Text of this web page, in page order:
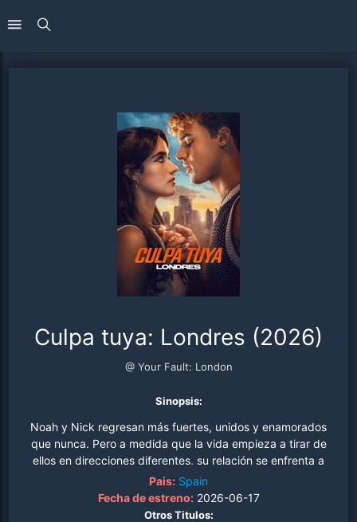
Culpa tuya: Londres (2026)
@ Your Fault: London
Sinopsis:
Noah y Nick regresan más fuertes, unidos y enamorados
que nunca. Pero a medida que la vida empieza a tirar de
ellos en direcciones diferentes, su relación se enfrenta a
su reto más difícil hasta la fecha. Noah se marcha a
Oxford para proseguir sus estudios, mientras que Nick
se ve consumido por las crecientes exigencias del
Pais: Spain
Fecha de estreno:2026-06-17
Otros Titulos: